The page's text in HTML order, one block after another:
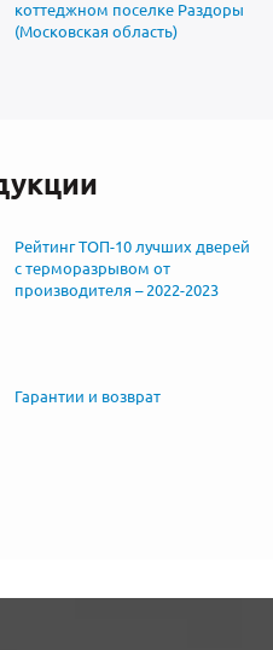
коттеджном поселке Раздоры
(Московская область)
Рейтинг ТОП-10 лучших дверей
с терморазрывом от
производителя – 2022-2023
Гарантии и возврат